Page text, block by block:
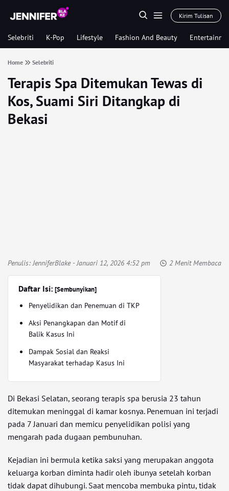
Kirim Tulisan
Selebriti K-Pop Lifestyle Fashion And Beauty
Home Selebriti
Terapis Spa Ditemukan Tewas di
Kos, Suami Siri Ditangkap di
Bekasi
Penulis:JenniferBlake- Januari 12, 2026 4:52 pm 2 Menit Membaca
Daftar Isi: [Sembunyikan]
Penyelidikan dan Penemuan di TKP
Aksi Penangkapan dan Motif di
Balik Kasus Ini
Dampak Sosial dan Reaksi
Masyarakat terhadap Kasus Ini
Di Bekasi Selatan, seorang terapis spa berusia 23 tahun
ditemukan meninggal di kamar kosnya. Penemuan ini terjadi
pada 7 Januari dan memicu penyelidikan polisi yang
mengarah pada dugaan pembunuhan.
Kejadian ini bermula ketika saksi yang merupakan anggota
keluarga korban diminta hadir oleh ibunya setelah korban
tidak dapat dihubungi. Saat mencoba membuka pintu, tidak